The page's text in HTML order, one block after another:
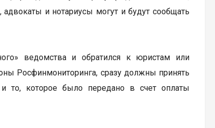
и нотариусы могут и будут сообщать
ведомства и обратился к юристам или
Росфинмониторинга, сразу должны принять
то, которое было передано в счет оплаты